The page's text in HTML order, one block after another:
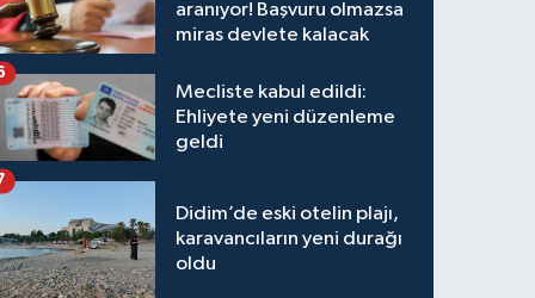
aranıyor! Başvuru olmazsa
miras devlete kalacak
Mecliste kabul edildi:
Ehliyete yeni düzenleme
geldi
Didim’de eski otelin plajı,
karavancıların yeni durağı
oldu